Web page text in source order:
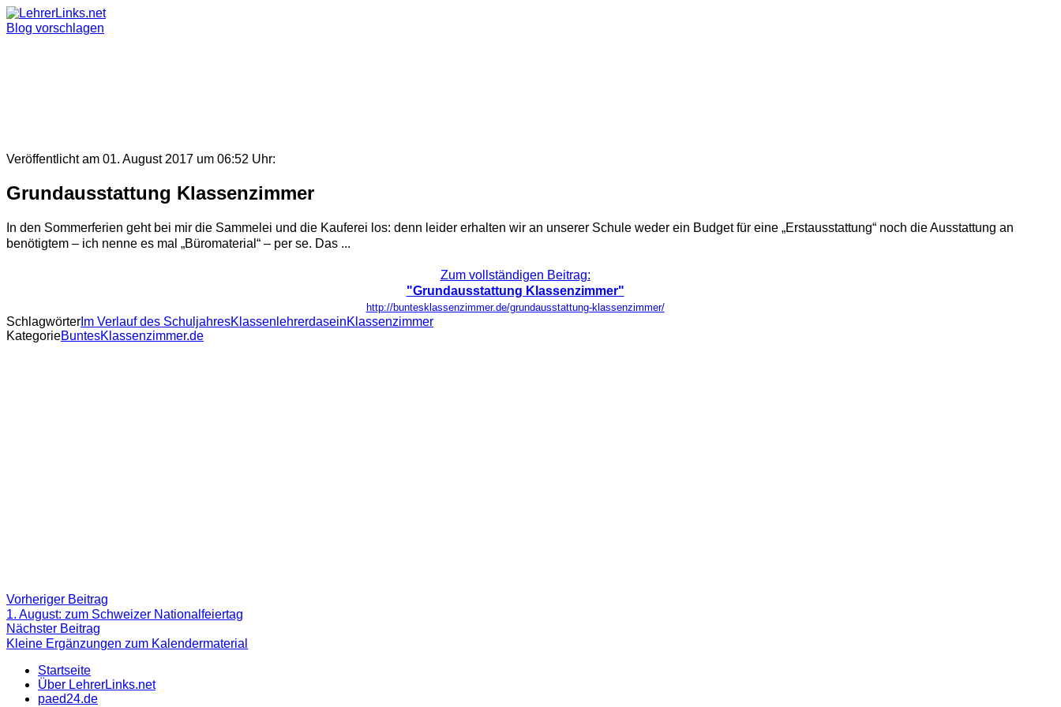
Skip
to
Blog vorschlagen
Veröffentlicht am 01. August 2017 um 06:52 Uhr:
Grundausstattung Klassenzimmer
In den Sommerferien geht bei mir die Sammelei und die Kauferei los: denn leider erhalten wir an unserer Schule weder ein Budget für eine „Erstausstattung“ noch die Ausstattung an
benötigtem – ich nenne es mal „Büromaterial“ – per se. Das ...
Zum vollständigen Beitrag:
"Grundausstattung Klassenzimmer"
http://buntesklassenzimmer.de/grundausstattung-klassenzimmer/
Schlagwörter Im Verlauf des SchuljahresKlassenlehrerdaseinKlassenzimmer
KategorieBuntesKlassenzimmer.de
Beitragsnavigation
Vorheriger Beitrag
Beitrag:
1. August: zum Schweizer Nationalfeiertag
Nächster Beitrag
Beitrag
Kleine Ergänzungen zum Kalendermaterial
Startseite
Über LehrerLinks.net
paed24.de